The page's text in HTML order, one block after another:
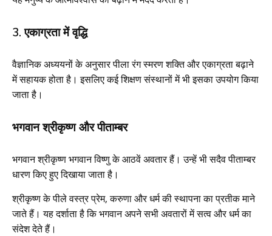
3. एकाग्रता में वृद्धि
वैज्ञानिक अध्ययनों के अनुसार पीला रंग स्मरण शक्ति और एकाग्रता बढ़ाने
में सहायक होता है। इसलिए कई शिक्षण संस्थानों में भी इसका उपयोग किया
जाता है।
भगवान श्रीकृष्ण और पीताम्बर
भगवान श्रीकृष्ण भगवान विष्णु के आठवें अवतार हैं। उन्हें भी सदैव पीताम्बर
धारण किए हुए दिखाया जाता है।
श्रीकृष्ण के पीले वस्त्र प्रेम, करुणा और धर्म की स्थापना का प्रतीक माने
जाते हैं। यह दर्शाता है कि भगवान अपने सभी अवतारों में सत्व और धर्म का
संदेश देते हैं।